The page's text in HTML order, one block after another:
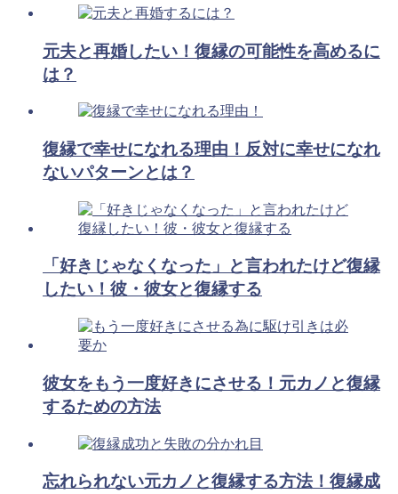
元夫と再婚したい！復縁の可能性を高めるに
は？
復縁で幸せになれる理由！反対に幸せになれ
ないパターンとは？
「好きじゃなくなった」と言われたけど復縁
したい！彼・彼女と復縁する
彼女をもう一度好きにさせる！元カノと復縁
するための方法
忘れられない元カノと復縁する方法！復縁成